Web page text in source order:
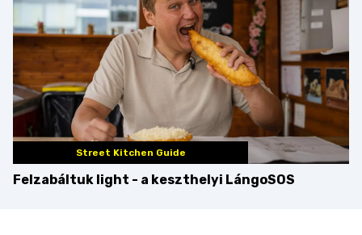
Street Kitchen Guide
Felzabáltuk light - a keszthelyi LángoSOS